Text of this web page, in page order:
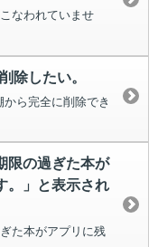
なわれていませ
除したい。
ら完全に削除でき
限の過ぎた本が
。」と表示され
た本がアプリに残